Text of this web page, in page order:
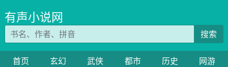
有声小说网
搜索
首页 玄幻 武侠 都市 历史
网游